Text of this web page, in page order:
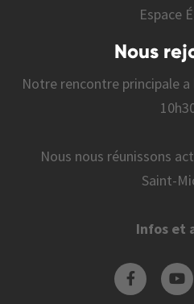
Espace
Nous
Notre rencontre principale
Nous nous réunissons
Saint-
Infos et